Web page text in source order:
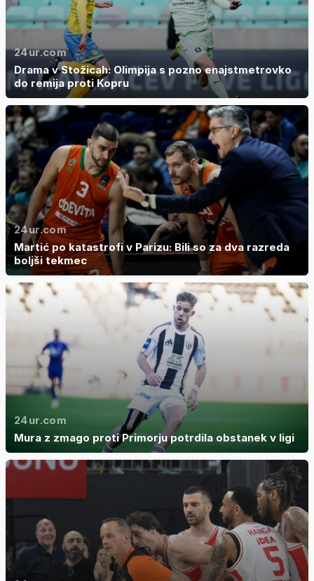
24ur.com
Drama v Stožicah: Olimpija s pozno enajstmetrovko
do remija proti Kopru
24ur.com
Martić po katastrofi v Parizu: Bili so za dva razreda
boljši tekmec
24ur.com
Mura z zmago proti Primorju potrdila obstanek v ligi